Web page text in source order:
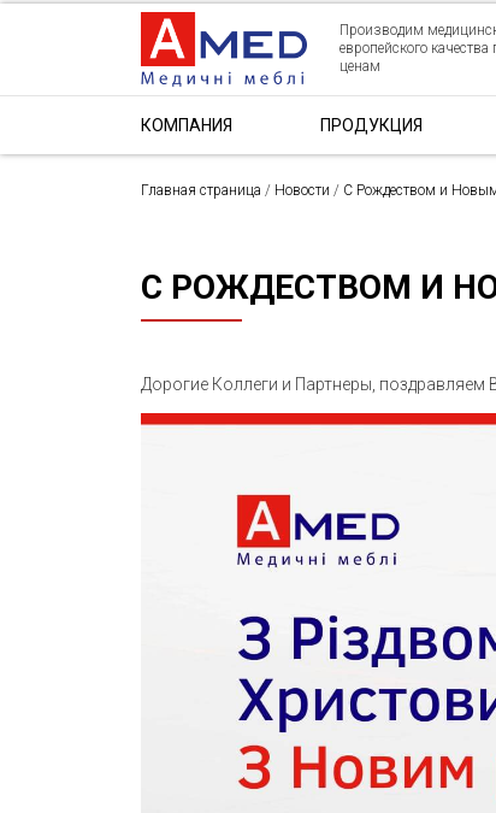
Производим
европейского
ценам
КОМПАНИЯ ПРОДУКЦИЯ
Главная страница / Новости / С Рождеством и
С РОЖДЕСТВОМ И
Дорогие Коллеги и Партнеры,